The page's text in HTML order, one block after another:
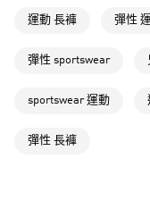
付款後全家取貨
每筆NT$80，滿
付款後萊爾富取貨
運動 長褲 彈性
彈性 sportswear
sportswear 運動
彈性 長褲